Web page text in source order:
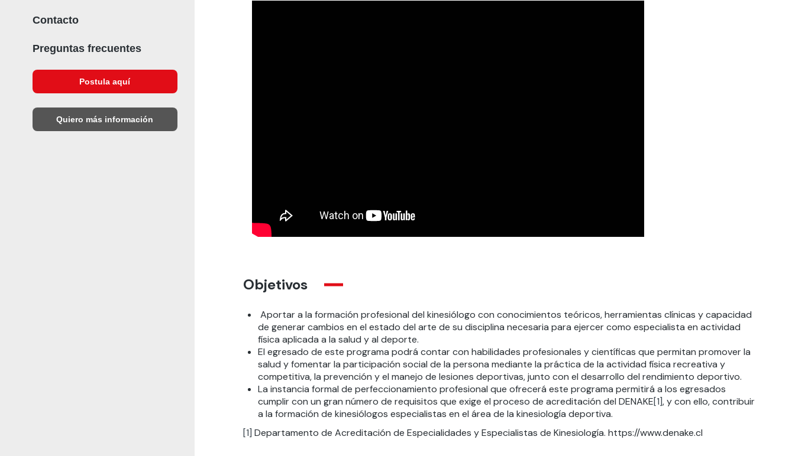
Contacto
Preguntas frecuentes
Postula aquí
Quiero más información
Objetivos
Aportar a la formación profesional del kinesiólogo con conocimientos teóricos, herramientas clínicas y capacidad
de generar cambios en el estado del arte de su disciplina necesaria para ejercer como especialista en actividad
física aplicada a la salud y al deporte.
El egresado de este programa podrá contar con habilidades profesionales y científicas que permitan promover la
salud y fomentar la participación social de la persona mediante la práctica de la actividad física recreativa y
competitiva, la prevención y el manejo de lesiones deportivas, junto con el desarrollo del rendimiento deportivo.
La instancia formal de perfeccionamiento profesional que ofrecerá este programa permitirá a los egresados
cumplir con un gran número de requisitos que exige el proceso de acreditación del DENAKE[1], y con ello, contribuir
a la formación de kinesiólogos especialistas en el área de la kinesiología deportiva.
[1] Departamento de Acreditación de Especialidades y Especialistas de Kinesiología. https://www.denake.cl